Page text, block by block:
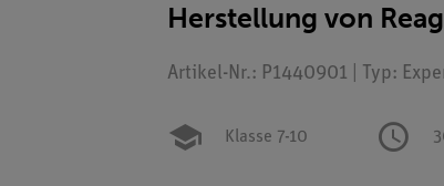
Herstellung von
Artikel-Nr.: P1440901 | Typ:
Klasse 7-10